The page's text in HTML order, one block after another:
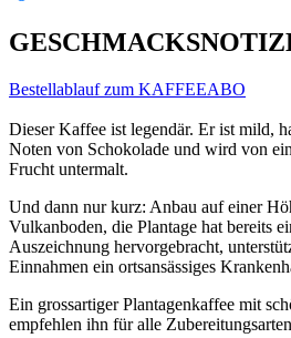
Bestellablauf zum KAFFEEABO
Dieser Kaffee ist legendär. Er ist mild,
Noten von Schokolade und wird von
Frucht untermalt.
Und dann nur kurz: Anbau auf einer
Vulkanboden, die Plantage hat bereits
Auszeichnung hervorgebracht,
Einnahmen ein ortsansässiges
Ein grossartiger Plantagenkaffee mit
empfehlen ihn für alle